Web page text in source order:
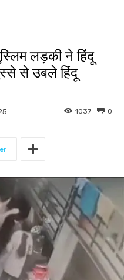
लड़की ने हिंदू
से उबले हिंदू
0
1037